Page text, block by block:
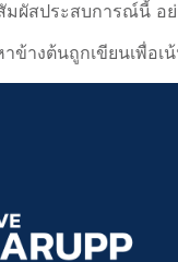
มผัสประสบการณ์นี้ อ
าข้างต้นถูกเขียนเพื่อ